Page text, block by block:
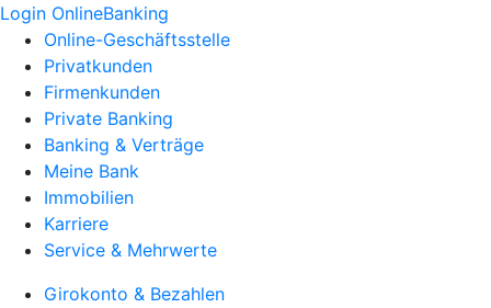
Login OnlineBanking
Online-Geschäftsstelle
Privatkunden
Firmenkunden
Private Banking
Banking & Verträge
Meine Bank
Immobilien
Karriere
Service & Mehrwerte
Girokonto & Bezahlen